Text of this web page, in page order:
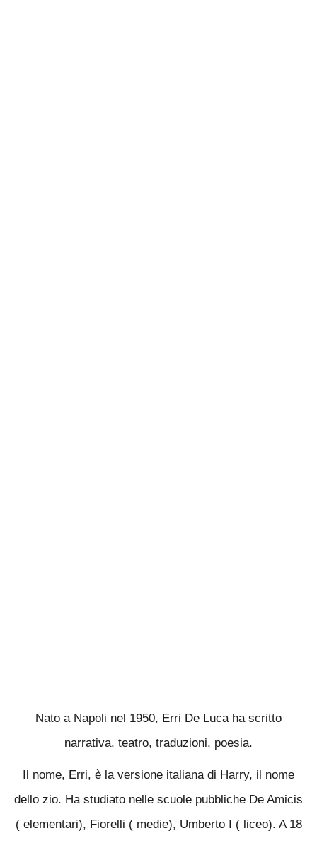
Nato a Napoli nel 1950, Erri De Luca ha scritto
narrativa, teatro, traduzioni, poesia.
Il nome, Erri, è la versione italiana di Harry, il nome
dello zio. Ha studiato nelle scuole pubbliche De Amicis
( elementari), Fiorelli ( medie), Umberto I ( liceo). A 18